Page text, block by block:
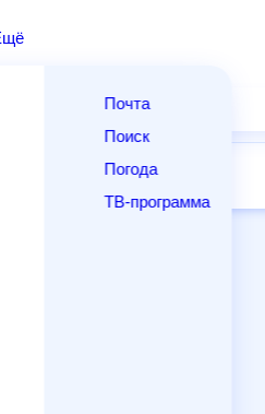
Ещё
Почта
Поиск
Погода
ТВ-программа
Выходные